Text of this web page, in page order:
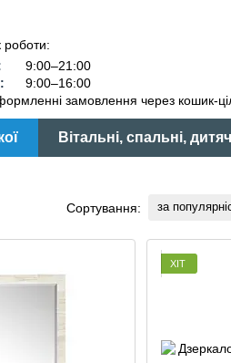
роботи:
9:00–21:00
9:00–16:00
замовлення через кошик-
Вітальні, спальні,
Сортування: за
ХІТ